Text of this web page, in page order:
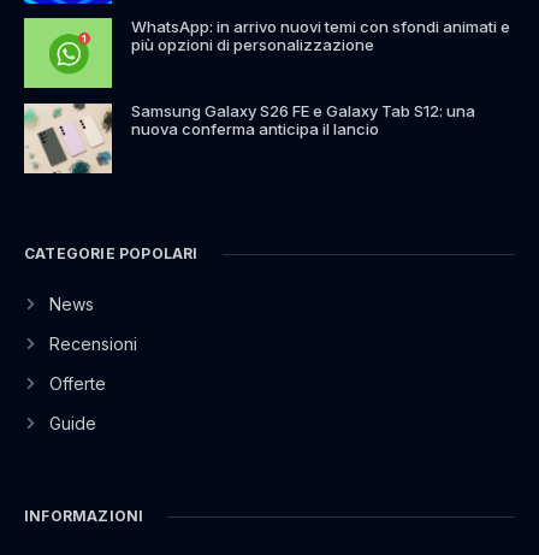
WhatsApp: in arrivo nuovi temi con sfondi animati e
più opzioni di personalizzazione
Samsung Galaxy S26 FE e Galaxy Tab S12: una
nuova conferma anticipa il lancio
CATEGORIE POPOLARI
News
Recensioni
Offerte
Guide
INFORMAZIONI